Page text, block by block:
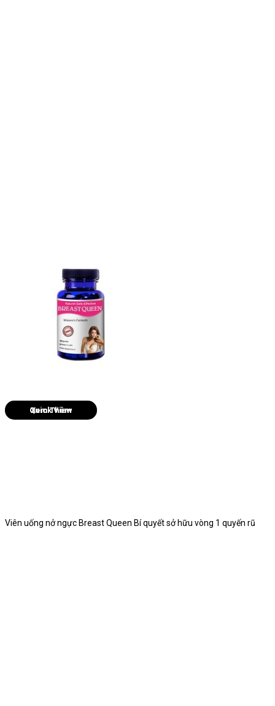
Quick View
Viên uống nở ngực Breast Queen Bí quyết sở hữu vòng 1 quyến rũ